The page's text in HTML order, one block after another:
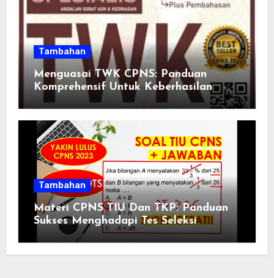
Tambahan
Menguasai TWK CPNS: Panduan
Komprehensif Untuk Keberhasilan
Tambahan
Materi CPNS TIU Dan TKP: Panduan
Sukses Menghadapi Tes Seleksi